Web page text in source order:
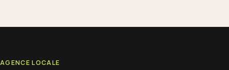
AGENCE LOCALE